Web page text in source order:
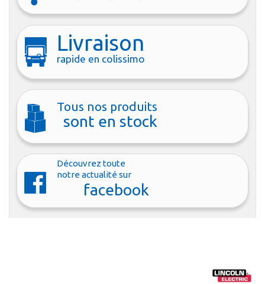
Livraison
rapide en colissimo
Tous nos produits
sont en stock
Découvrez toute
notre actualité sur
facebook